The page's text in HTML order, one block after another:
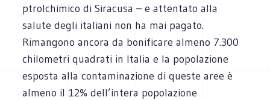
ptrolchimico di Siracusa – e attentato alla
salute degli italiani non ha mai pagato.
Rimangono ancora da bonificare almeno 7.300
chilometri quadrati in Italia e la popolazione
esposta alla contaminazione di queste aree è
almeno il 12% dell’intera popolazione